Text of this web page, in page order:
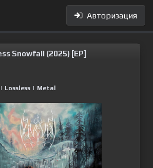
Авторизация
Snowfall (2025) [EP]
| Lossless | Metal